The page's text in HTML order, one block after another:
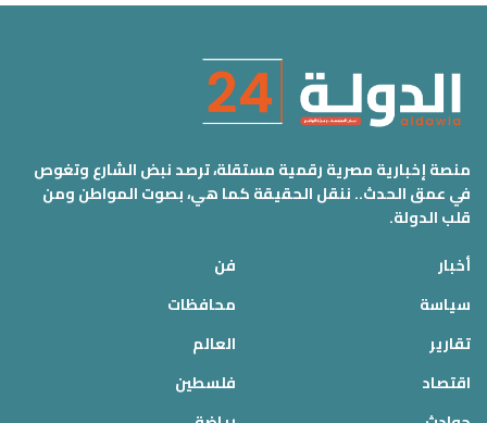
منصة إخبارية مصرية رقمية مستقلة، ترصد نبض الشارع وتغوص
في عمق الحدث.. ننقل الحقيقة كما هي، بصوت المواطن ومن
قلب الدولة.
أخبار
سياسة
تقارير
اقتصاد
فن
محافظات
العالم
فلسطين